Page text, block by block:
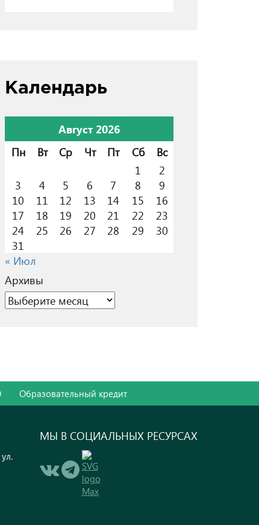
Календарь
Август 2026
Пн
Вт Ср Чт Пт Сб
Вс
1
2
3
4 5 6 7 8
9
10
11 12 13 14 15
16
17
18 19 20 21 22
23
24
25 26 27 28 29
30
31
« Июл
Архивы
Архивы
Образовательный кредит
МЫ В СОЦИАЛЬНЫХ РЕСУРСАХ